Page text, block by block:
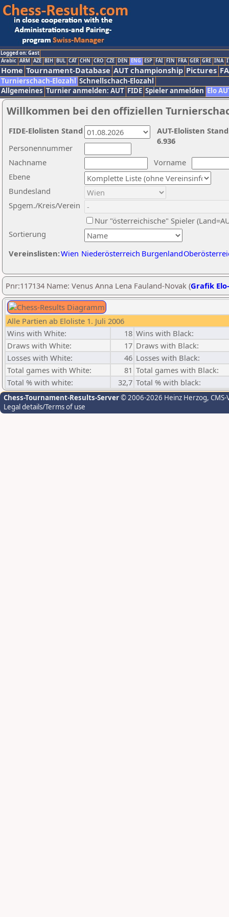
Logged on: Gast
Arabic ARM AZE BIH BUL CAT CHN CRO CZE DEN ENG ESP FAI FIN FRA GER GRE INA
Home Tournament-Database AUT championship Pictures
Turnierschach-Elozahl Schnellschach-Elozahl
Allgemeines Turnier anmelden: AUT FIDE Spieler anmelden Elo
Willkommen bei den offiziellen
Nachname
Vorname
Ebene
Sortierung
Personennummer
Bundesland
Spgem./Kreis/Verein
Nur "österreichische" Spieler
Vereinslisten:Wien Niederösterreich Burgenland
AUT-Elolisten
6.936
FIDE-Elolisten Stand
Pnr:117134 Name: Venus Anna Lena Fauland-Novak (Grafik
Alle Partien ab Eloliste 1. Juli 2006
Wins with White:
18 Wins with Black:
Draws with White:
17 Draws with Black:
Losses with White:
46 Losses with Black:
Total games with White:
81 Total games with Black:
Total % with white:
32,7 Total % with black:
Chess-Tournament-Results-Server© 2006-2026 Heinz Herzog,
Legal details/Terms of use